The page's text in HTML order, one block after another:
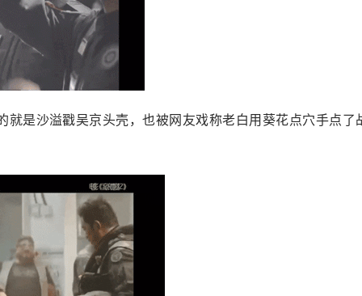
是沙溢戳吴京头壳，也被网友戏称老白用葵花点穴手点了